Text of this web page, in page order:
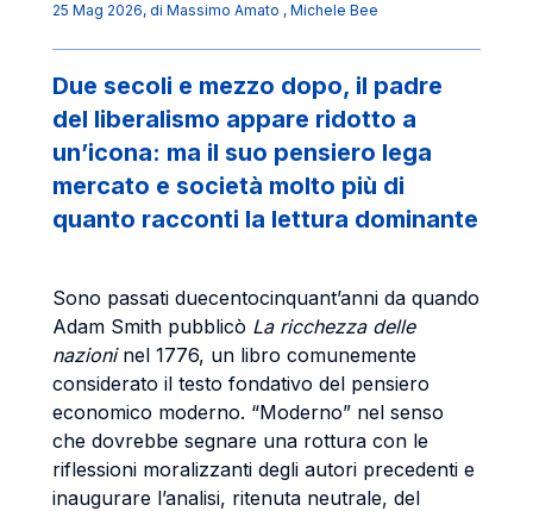
25 Mag 2026, di Massimo Amato , Michele Bee
Due secoli e mezzo dopo, il padre
del liberalismo appare ridotto a
un’icona: ma il suo pensiero lega
mercato e società molto più di
quanto racconti la lettura dominante
Sono passati duecentocinquant’anni da quando
Adam Smith pubblicò La ricchezza delle
nazioninel 1776, un libro comunemente
considerato il testo fondativo del pensiero
economico moderno. “Moderno” nel senso
che dovrebbe segnare una rottura con le
riflessioni moralizzanti degli autori precedenti e
inaugurare l’analisi, ritenuta neutrale, del